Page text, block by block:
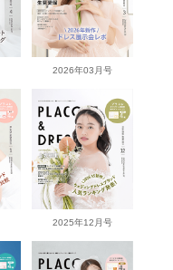
2026年03月号
2025年12月号